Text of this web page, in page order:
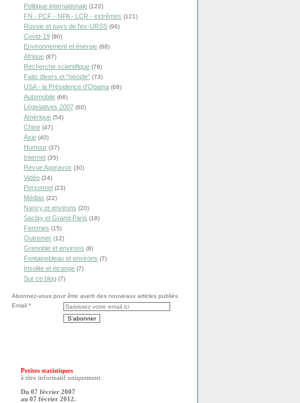
Politique internationale (122)
FN - PCF - NPA - LCR - extrêmes (121)
Russie et pays de l'ex-URSS (96)
Covid-19 (90)
Environnement et énergie (88)
Afrique (87)
Recherche scientifique (78)
Faits divers et "people" (73)
USA - la Présidence d'Obama (68)
Automobile (66)
Législatives 2007 (60)
Amérique (54)
Chine (47)
Asie (40)
Humour (37)
Internet (35)
Revue Agoravox (30)
Vidéo (24)
Personnel (23)
Médias (22)
Nancy et environs (20)
Saclay et Grand Paris (18)
Femmes (15)
Outremer (12)
Grenoble et environs (8)
Fontainebleau et environs (7)
Insolite et étrange (7)
Sur ce blog (7)
Abonnez-vous pour être averti des nouveaux articles publiés.
Email
Petites statistiques
à titre informatif uniquement.
Du 07 février 2007
au 07 février 2012.